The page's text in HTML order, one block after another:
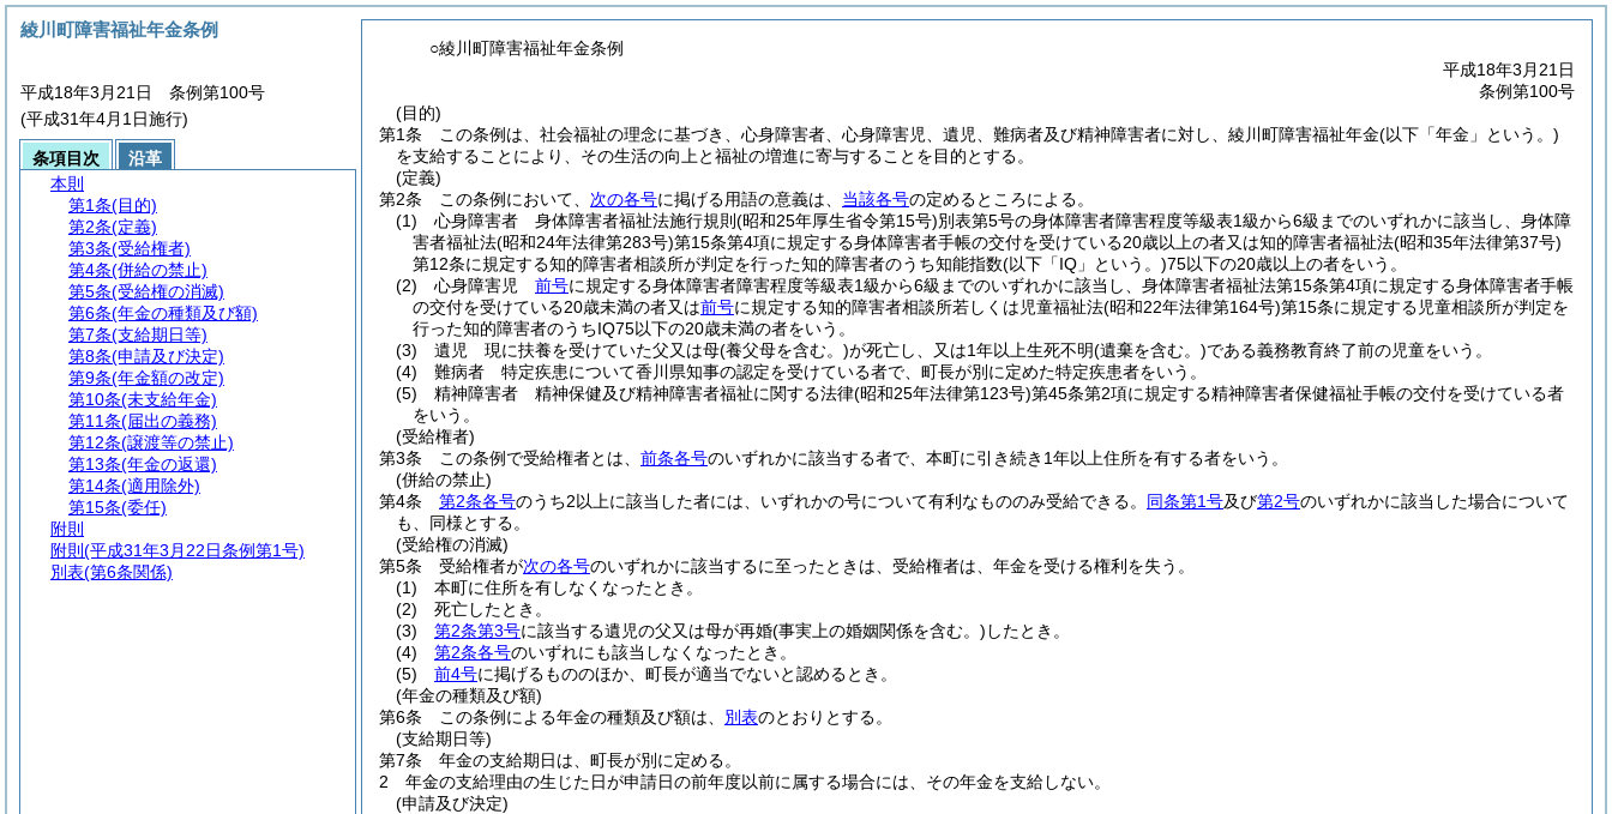
○綾川町障害福祉年金条例
平成18年3月21日
条例第100号
(目的)
第1条
この条例は、社会福祉の理念に基づき、心身障害者、心身障害児、遺児、難病者及び精神障害者に対し、綾川町障害福祉年金(以下「年金」という。)
を支給することにより、その生活の向上と福祉の増進に寄与することを目的とする。
(定義)
第2条
この条例において、 次の各号に掲げる用語の意義は、 当該各号の定めるところによる。
(1)
心身障害者 身体障害者福祉法施行規則 (昭和25年厚生省令第15号)別表第5号の身体障害者障害程度等級表1級から6級までのいずれかに該当し、身体障
害者福祉法(昭和24年法律第283号)第15条第4項に規定する身体障害者手帳の交付を受けている20歳以上の者又は知的障害者福祉法(昭和35年法律第37号)
第12条に規定する知的障害者相談所が判定を行った知的障害者のうち知能指数(以下「IQ」という。)75以下の20歳以上の者をいう。
(2)
心身障害児 前号に規定する身体障害者障害程度等級表1級から6級までのいずれかに該当し、身体障害者福祉法第15条第4項に規定する身体障害者手帳
の交付を受けている20歳未満の者又は前号に規定する知的障害者相談所若しくは児童福祉法(昭和22年法律第164号)第15条に規定する児童相談所が判定を
行った知的障害者のうちIQ75以下の20歳未満の者をいう。
(3)
遺児 現に扶養を受けていた父又は母(養父母を含む。)が死亡し、又は1年以上生死不明(遺棄を含む。)である義務教育終了前の児童をいう。
(4)
難病者 特定疾患について香川県知事の認定を受けている者で、町長が別に定めた特定疾患者をいう。
(5)
精神障害者 精神保健及び精神障害者福祉に関する法律(昭和25年法律第123号)第45条第2項に規定する精神障害者保健福祉手帳の交付を受けている者
をいう。
(受給権者)
第3条
この条例で受給権者とは、 前条各号のいずれかに該当する者で、本町に引き続き1年以上住所を有する者をいう。
(併給の禁止)
第4条
第2条各号のうち2以上に該当した者には、いずれかの号について有利なもののみ受給できる。 同条第1号及び第2号のいずれかに該当した場合について
も、同様とする。
(受給権の消滅)
第5条
受給権者が次の各号のいずれかに該当するに至ったときは、受給権者は、年金を受ける権利を失う。
(1)
本町に住所を有しなくなったとき。
(2)
死亡したとき。
(3)
第2条第3号に該当する遺児の父又は母が再婚(事実上の婚姻関係を含む。) したとき。
(4)
第2条各号のいずれにも該当しなくなったとき。
(5)
前4号に掲げるもののほか、町長が適当でないと認めるとき。
(年金の種類及び額)
第6条
この条例による年金の種類及び額は、 別表のとおりとする。
(支給期日等)
第7条
年金の支給期日は、町長が別に定める。
2
年金の支給理由の生じた日が申請日の前年度以前に属する場合には、その年金を支給しない。
(申請及び決定)
綾川町障害福祉年金条例
平成18年3月21日 条例第100号
(平成31年4月1日施行)
条項目次
沿革
本則
第1条(目的)
第2条(定義)
第3条(受給権者)
第4条(併給の禁止)
第5条(受給権の消滅)
第6条(年金の種類及び額)
第7条(支給期日等)
第8条(申請及び決定)
第9条(年金額の改定)
第10条(未支給年金)
第11条(届出の義務)
第12条(譲渡等の禁止)
第13条(年金の返還)
第14条(適用除外)
第15条(委任)
附則
附則 (平成31年3月22日条例第1号)
別表(第6条関係)